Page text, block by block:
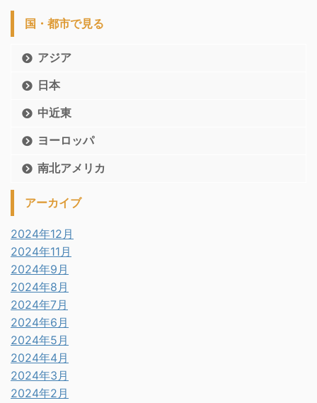
国・都市で見る
アジア
日本
中近東
ヨーロッパ
南北アメリカ
アーカイブ
2024年12月
2024年11月
2024年9月
2024年8月
2024年7月
2024年6月
2024年5月
2024年4月
2024年3月
2024年2月